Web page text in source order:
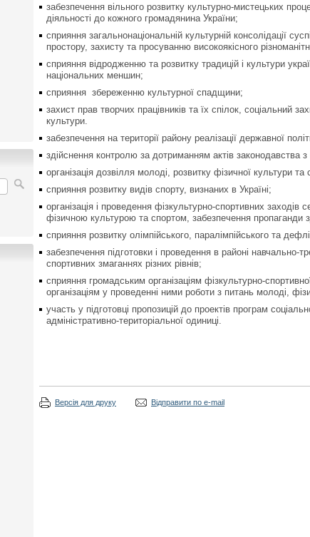
забезпечення вільного розвитку культурно-мистецьких
діяльності до кожного громадянина України;
сприяння загальнонаціональній культурній консолідації
простору, захисту та просуванню високоякісного
сприяння відродженню та розвитку традицій і культури
національних меншин;
сприяння збереженню культурної спадщини;
захист прав творчих працівників та їх спілок, соціальний
культури.
забезпечення на території району реалізації державної
здійснення контролю за дотриманням актів законодавства
організація дозвілля молоді, розвитку фізичної культури та
сприяння розвитку видів спорту, визнаних в Україні;
організація і проведення фізкультурно-спортивних
фізичною культурою та спортом, забезпечення пропаганди
сприяння розвитку олімпійського, паралімпійського та
забезпечення підготовки і проведення в районі навчально-
спортивних змаганнях різних рівнів;
сприяння громадським організаціям фізкультурно-
організаціям у проведенні ними роботи з питань молоді,
участь у підготовці пропозицій до проектів програм
адміністративно-територіальної одиниці.
Версія для друку Відправити по e-mail